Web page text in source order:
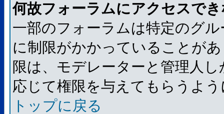
何故フォーラムにアクセスで
一部のフォーラムは特定のグ
に制限がかかっていることが
限は、モデレーターと管理人
応じて権限を与えてもらうよ
トップに戻る